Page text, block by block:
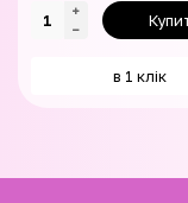
в 1 клік